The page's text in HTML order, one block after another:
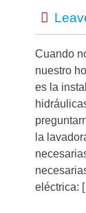
Cuando
nuestro
es la
la
eléctrica: